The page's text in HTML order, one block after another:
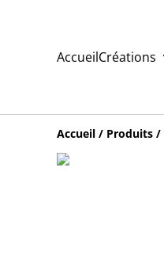
AccueilCréations
Accueil / Produits /